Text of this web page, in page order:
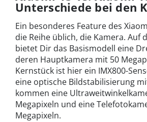
Unterschiede bei den
Ein besonderes Feature des
die Reihe üblich, die Kamera. Auf
bietet Dir das Basismodell eine
deren Hauptkamera mit 50
Kernstück ist hier ein IMX800-
eine optische Bildstabilisierung
kommen eine
Megapixeln und eine
Megapixeln.